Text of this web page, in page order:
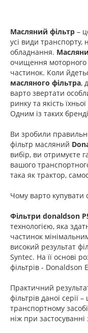
Масляний фільтр –
усі види транспорту,
обладнання.
очищення моторного
частинок. Коли
масляного фільтра,
варто звертати
ринку та якість
Одним із таких
Ви зробили
фільтр масляний
вибір, ви отримуєте
вашого
така як трактор,
Чому варто купувати
Фільтри donaldson
технологією, яка
частинок
високий результат
Syntec. На її основі
фільтрів - Donaldson
Практичний
фільтрів даної серії
транспортному
ніж при